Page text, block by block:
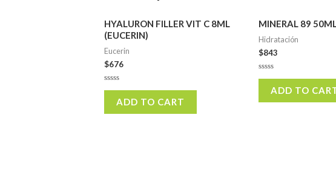
HYALURON FILLER VIT C 8ML
(EUCERIN)
Eucerin
$676
Rated
ADD TO CART
MINERAL 89
Hidratación
$843
Rated
ADD TO